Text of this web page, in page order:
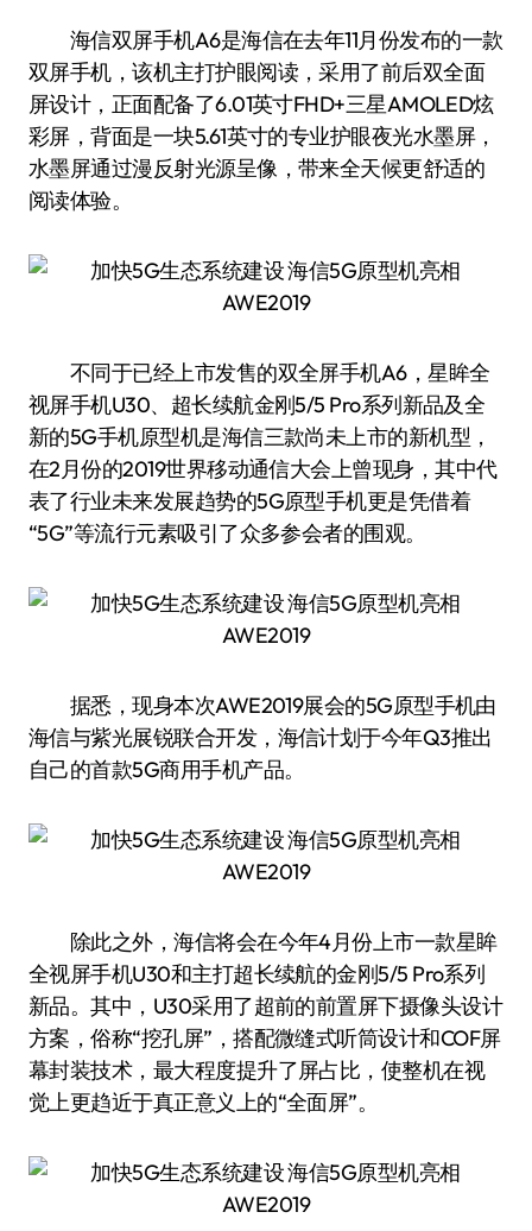
海信双屏手机A6是海信在去年11月份发布的一款
双屏手机，该机主打护眼阅读，采用了前后双全面
屏设计，正面配备了6.01英寸FHD+三星AMOLED炫
彩屏，背面是一块5.61英寸的专业护眼夜光水墨屏，
水墨屏通过漫反射光源呈像，带来全天候更舒适的
阅读体验。
不同于已经上市发售的双全屏手机A6，星眸全
视屏手机U30、超长续航金刚5/5 Pro系列新品及全
新的5G手机原型机是海信三款尚未上市的新机型，
在2月份的2019世界移动通信大会上曾现身，其中代
表了行业未来发展趋势的5G原型手机更是凭借着
“5G”等流行元素吸引了众多参会者的围观。
据悉，现身本次AWE2019展会的5G原型手机由
海信与紫光展锐联合开发，海信计划于今年Q3推出
自己的首款5G商用手机产品。
除此之外，海信将会在今年4月份上市一款星眸
全视屏手机U30和主打超长续航的金刚5/5 Pro系列
新品。其中，U30采用了超前的前置屏下摄像头设计
方案，俗称“挖孔屏”，搭配微缝式听筒设计和COF屏
幕封装技术，最大程度提升了屏占比，使整机在视
觉上更趋近于真正意义上的“全面屏”。